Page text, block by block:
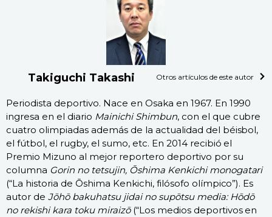
Takiguchi Takashi Otros artículos de este autor
Periodista deportivo. Nace en Osaka en 1967. En 1990
ingresa en el diario Mainichi Shimbun, con el que cubre
cuatro olimpiadas además de la actualidad del béisbol,
el fútbol, el rugby, el sumo, etc. En 2014 recibió el
Premio Mizuno al mejor reportero deportivo por su
columna Gorin no tetsujin, Ōshima Kenkichi monogatari
(“La historia de Ōshima Kenkichi, filósofo olímpico”). Es
autor de Jōhō bakuhatsu jidai no supōtsu media: Hōdō
no rekishi kara toku miraizō(“Los medios deportivos en